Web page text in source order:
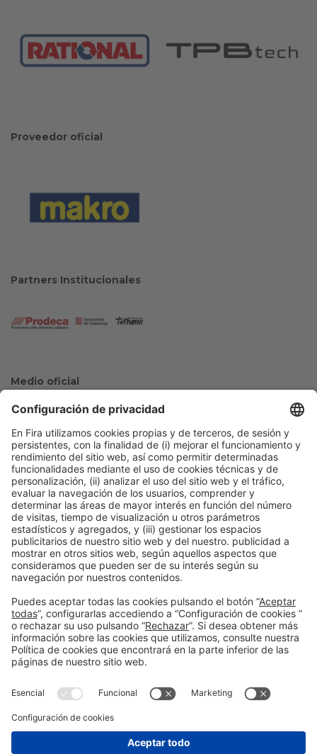
Proveedor oficial
Partners Institucionales
Medio oficial
Colaboradores